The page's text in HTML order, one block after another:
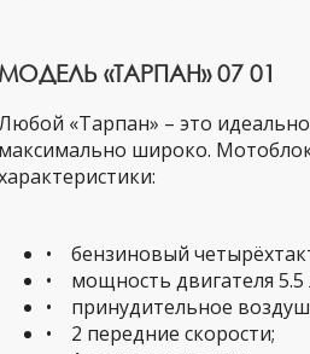
МОДЕЛЬ «ТАРПАН» 07 01
«Тарпан» – это
максимально широко.
• бензиновый
• мощность двигателя 5.5
• принудительное
• 2 передние скорости;